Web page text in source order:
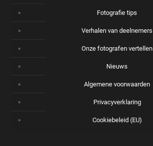
Fotografie tips
Verhalen van deelnemers
Onze fotografen vertellen
Nieuws
Algemene voorwaarden
Privacyverklaring
Cookiebeleid (EU)